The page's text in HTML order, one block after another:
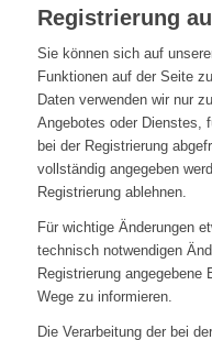
Registrierung
Sie können sich auf
Funktionen auf der Seite
Daten verwenden wir nur
Angebotes oder Dienstes,
bei der Registrierung
vollständig angegeben
Registrierung ablehnen.
Für wichtige Änderungen
technisch notwendigen
Registrierung
Wege zu informieren.
Die Verarbeitung der bei